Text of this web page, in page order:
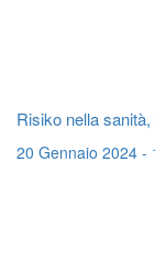
Risiko nella
20 Gennaio 2024 -